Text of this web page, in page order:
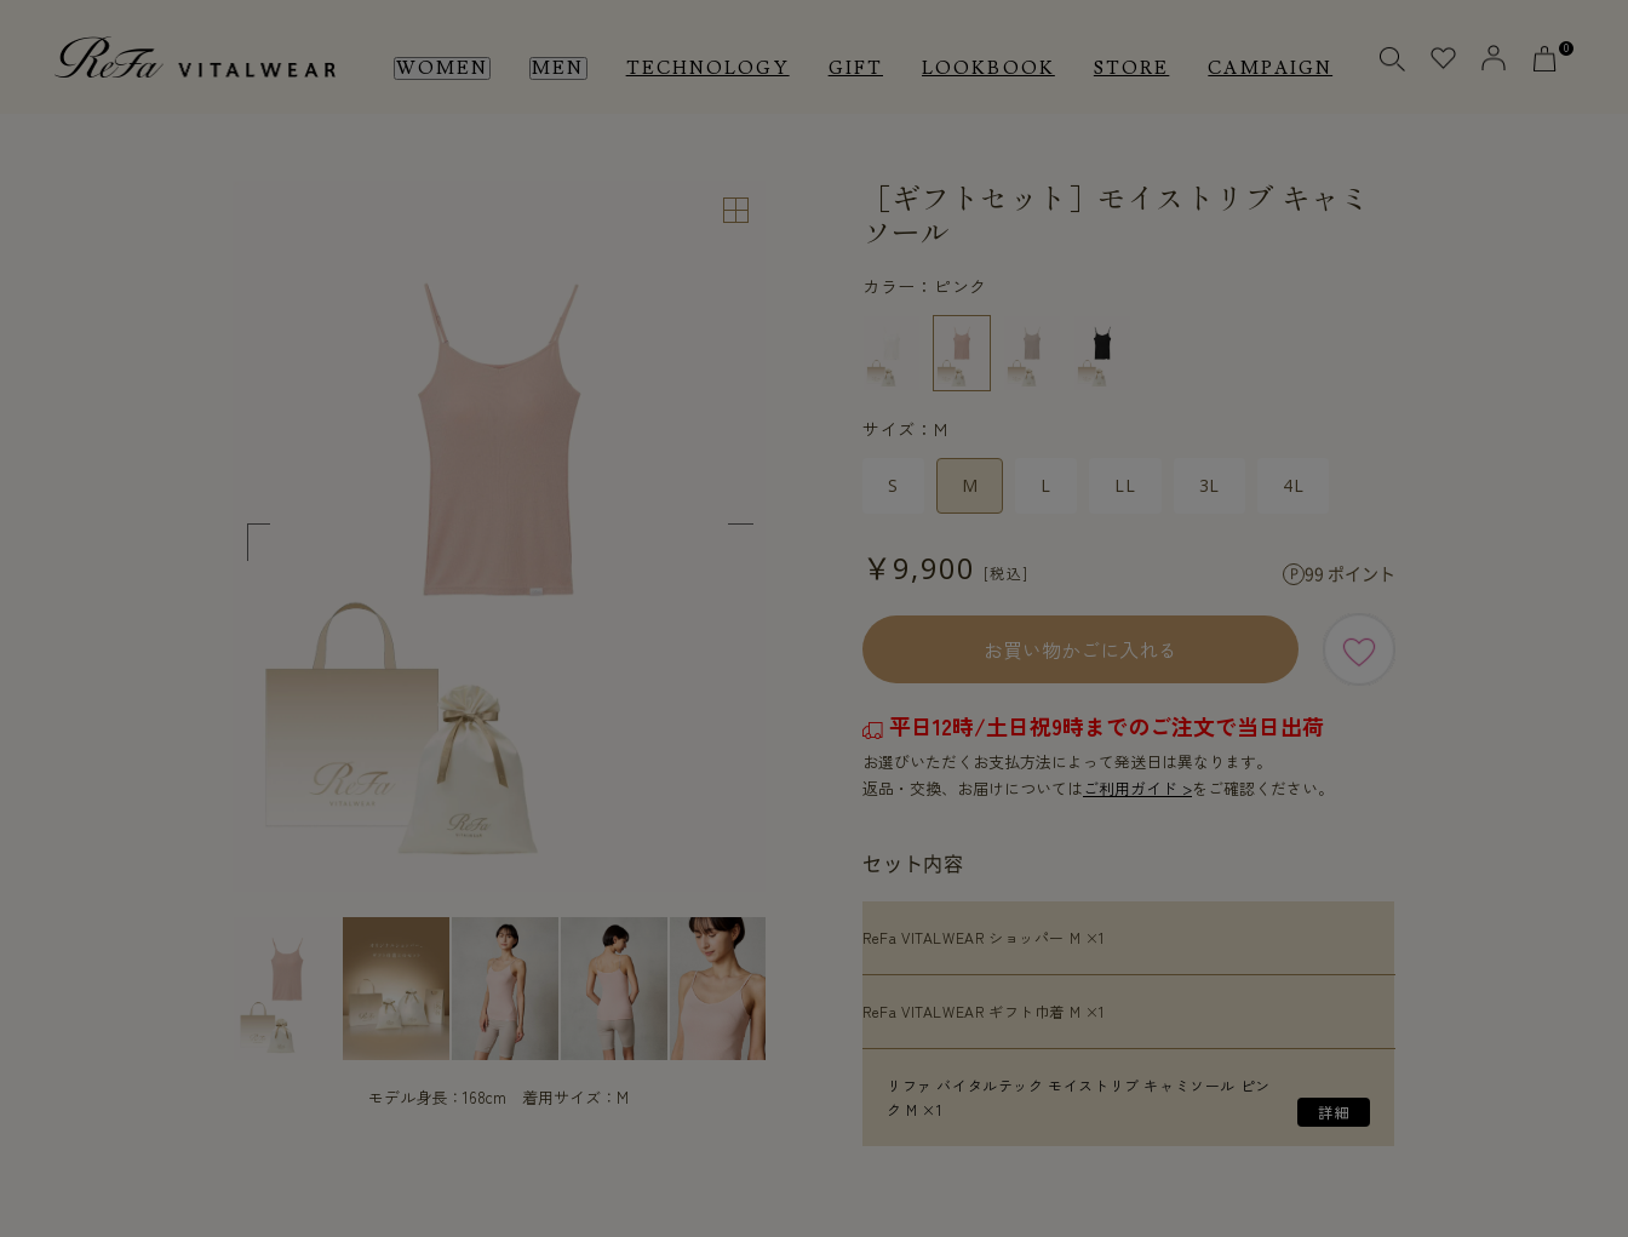
WOMEN MEN TECHNOLOGY GIFT LOOKBOOK STORE CAMPAIGN
0
ROOM WEAR INNER OTHERS
ROOM WEAR OTHERS
モデル身長：168cm 着用サイズ：M
［ギフトセット］モイストリブ キャミ
ソール
カラー：ピンク
サイズ：M
S M L LL 3L 4L
￥9,900 99 ポイント
お買い物かごに入れる
平日12時/土日祝9時までのご注文で当日出荷
お選びいただくお支払方法によって発送日は異なります。
返品・交換、お届けについてはご利用ガイド >をご確認ください。
セット内容
ReFa VITALWEAR ショッパー M ×1
ReFa VITALWEAR ギフト巾着 M ×1
リファ バイタルテック モイストリブ キャミソール ピン
ク M ×1